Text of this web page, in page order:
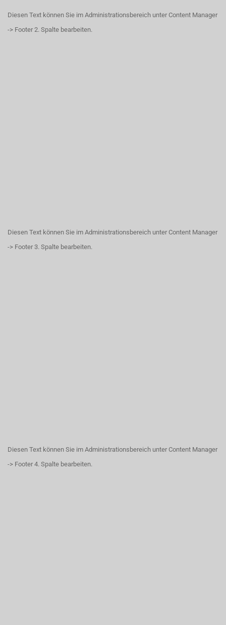
Diesen Text können Sie im Administrationsbereich unter Content Manager
-> Footer 2. Spalte bearbeiten.
Diesen Text können Sie im Administrationsbereich unter Content Manager
-> Footer 3. Spalte bearbeiten.
Diesen Text können Sie im Administrationsbereich unter Content Manager
-> Footer 4. Spalte bearbeiten.